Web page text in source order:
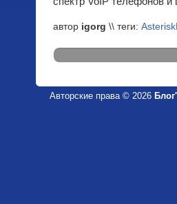
автор igorg \\ теги:
Авторские права © 2026